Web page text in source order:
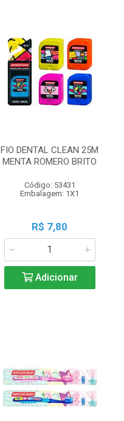
FIO DENTAL CLEAN 25M
MENTA ROMERO BRITO
Código: 53431
Embalagem: 1X1
R$ 7,80
Adicionar